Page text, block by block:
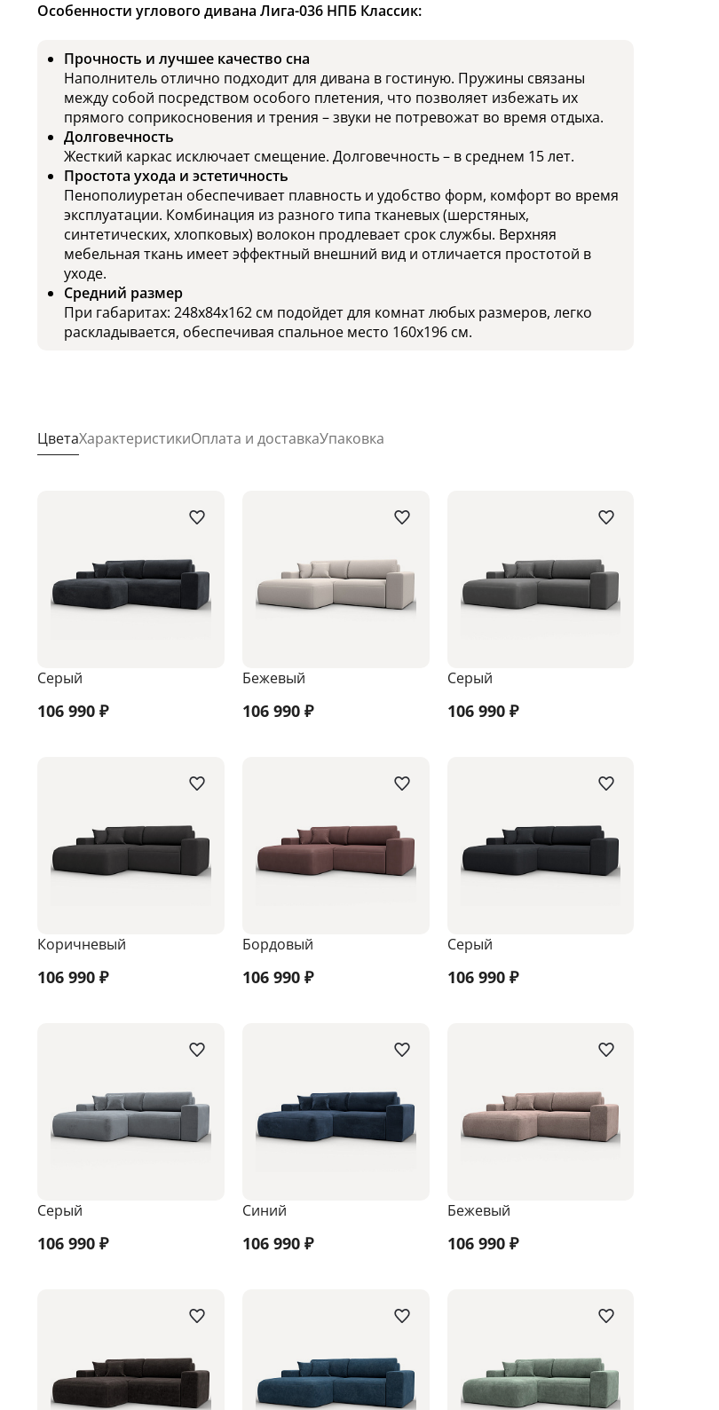
Особенности углового дивана Лига-036 НПБ Классик:
Прочность и лучшее качество сна
Наполнитель отлично подходит для дивана в гостиную. Пружины связаны
между собой посредством особого плетения, что позволяет избежать их
прямого соприкосновения и трения – звуки не потревожат во время отдыха.
Долговечность
Жесткий каркас исключает смещение. Долговечность – в среднем 15 лет.
Простота ухода и эстетичность
Пенополиуретан обеспечивает плавность и удобство форм, комфорт во время
эксплуатации. Комбинация из разного типа тканевых (шерстяных,
синтетических, хлопковых) волокон продлевает срок службы. Верхняя
мебельная ткань имеет эффектный внешний вид и отличается простотой в
уходе.
Средний размер
При габаритах: 248x84x162 см подойдет для комнат любых размеров, легко
раскладывается, обеспечивая спальное место 160x196 см.
ЦветаХарактеристикиОплата и доставкаУпаковка
Серый
106 990 ₽
Бежевый
106 990₽
Серый
106 990₽
Коричневый
106 990 ₽
Бордовый
106 990₽
Серый
106 990₽
Серый
106 990 ₽
Синий
106 990₽
Бежевый
106 990₽